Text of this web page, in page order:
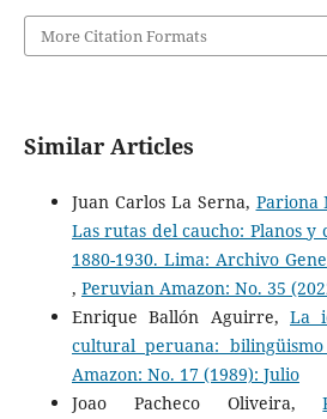
More Citation Formats
Similar Articles
Juan Carlos La Serna, Pariona
Las rutas del caucho: Planos
1880-1930. Lima: Archivo
, Peruvian Amazon: No. 35
Enrique Ballón Aguirre, La
cultural peruana:
Amazon: No. 17 (1989): Julio
Joao Pacheco Oliveira,